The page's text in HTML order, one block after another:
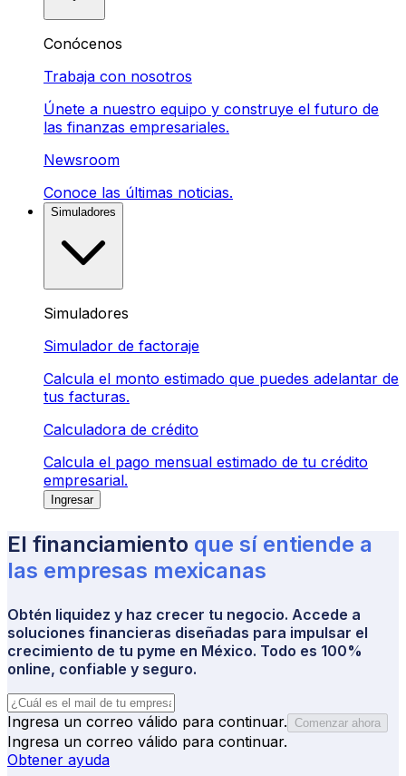
Conócenos
Trabaja con nosotros
Únete a nuestro equipo y construye el futuro de
las finanzas empresariales.
Newsroom
Conoce las últimas noticias.
Simuladores
Simuladores
Simulador de factoraje
Calcula el monto estimado que puedes adelantar de
tus facturas.
Calculadora de crédito
Calcula el pago mensual estimado de tu crédito
empresarial.
Ingresar
El financiamiento que sí entiende a
las empresas mexicanas
Obtén liquidez y haz crecer tu negocio. Accede a
soluciones financieras diseñadas para impulsar el
crecimiento de tu pyme en México. Todo es 100%
online, confiable y seguro.
Ingresa un correo válido para continuar. Comenzar ahora
Ingresa un correo válido para continuar.
Obtener ayuda